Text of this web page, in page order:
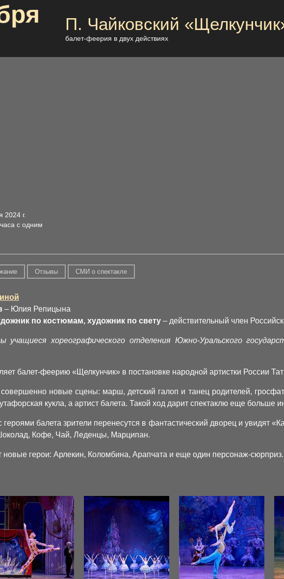
П. Чайковский
балет-феерия в двух действиях
2024 г.
с одним
Отзывы СМИ о спектакле
– Юлия Репицына
по костюмам, художник по свету – действительный член
учащиеся хореографического отделения Южно-Уральского
балет-феерию «Щелкунчик» в постановке народной артистки России
новые сцены: марш, детский галоп и танец родителей,
кукла, а артист балета. Такой ход дарит спектаклю еще больше
балета зрители перенесутся в фантастический дворец и увидят
Кофе, Чай, Леденцы, Марципан.
герои: Арлекин, Коломбина, Арапчата и еще один персонаж-сюрприз.